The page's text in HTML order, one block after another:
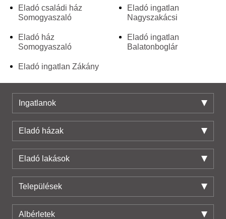
Eladó családi ház
Somogyaszaló
Eladó ház
Somogyaszaló
Eladó ingatlan Zákány
Eladó ingatlan
Nagyszakácsi
Eladó ingatlan
Balatonboglár
Ingatlanok
Eladó házak
Eladó lakások
Települések
Albérletek